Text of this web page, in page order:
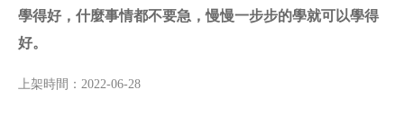
學得好，什麼事情都不要急，慢慢一步步的學就可以學得
好。
上架時間： 2022-06-28